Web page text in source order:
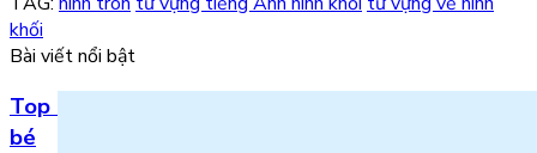
khối
Bài viết nổi bật
Top 5 bài hát 20/11 hay nhất bằng tiếng Anh cho
bé